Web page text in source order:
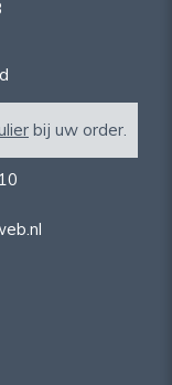
bij uw order.